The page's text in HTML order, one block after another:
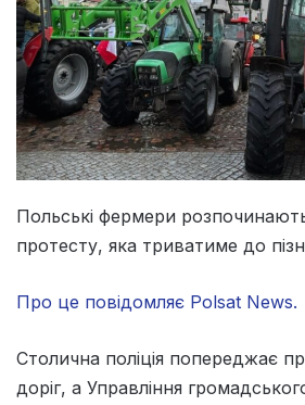
Польські фермери
протесту, яка триватиме до
Про це повідомляє Polsat News.
Столична поліція попереджає
доріг, а Управління